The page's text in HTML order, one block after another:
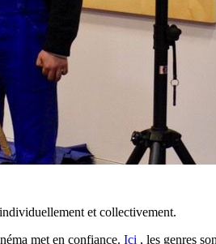
et collectivement.
met en confiance. Ici , les genres